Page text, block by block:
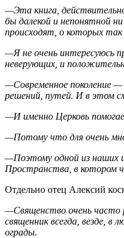
—Эта книга,
бы далекой и непонятной
происходят, о которых так
—Я не очень интересуюсь
неверующих, и
—Современное поколение
решений, путей. И в этом
—И именно Церковь
—Потому что для очень
—Поэтому одной из наших
Пространства, в котором
Отдельно отец Алексий
—Священство очень часто
священник всегда, везде, в
ограды.